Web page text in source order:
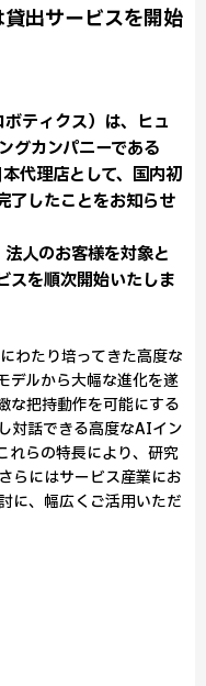
出サービスを開始
ティクス）は、ヒュ
グカンパニーである
代理店として、国内初
したことをお知らせ
人のお客様を対象と
を順次開始いたしま
わたり培ってきた高度な
デルから大幅な進化を遂
な把持動作を可能にする
対話できる高度なAIイン
れらの特長により、研究
らにはサービス産業にお
に、幅広くご活用いただ